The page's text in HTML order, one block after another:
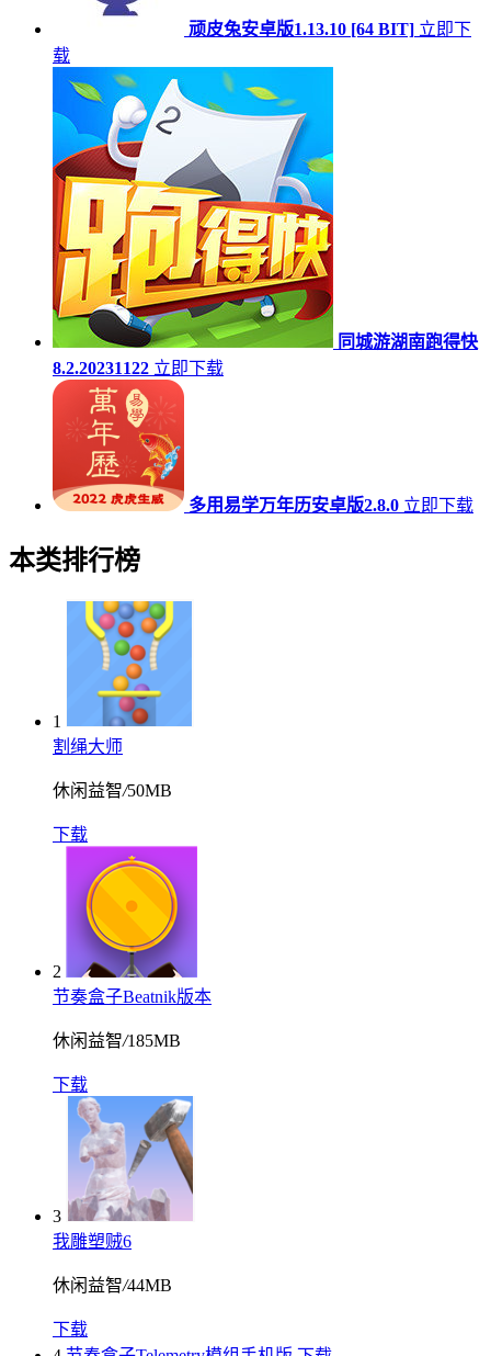
顽皮兔安卓版1.13.10 [64 BIT] 立即下
载
同城游湖南跑得快
8.2.20231122 立即下载
多用易学万年历安卓版2.8.0 立即下载
本类排行榜
1
割绳大师
休闲益智/50MB
下载
2
节奏盒子Beatnik版本
休闲益智/185MB
下载
3
我雕塑贼6
休闲益智/44MB
下载